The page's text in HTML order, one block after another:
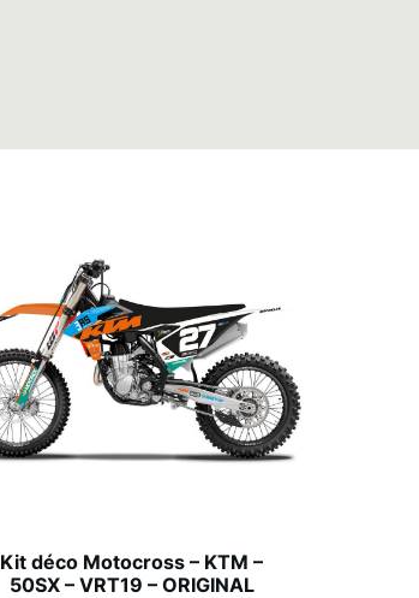
Kit déco Motocross – KTM –
50SX – VRT19 – ORIGINAL